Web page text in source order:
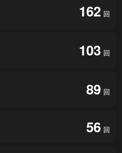
162 回
103 回
89 回
56 回